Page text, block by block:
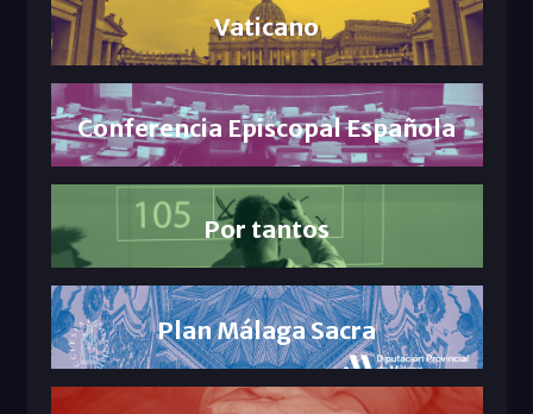
Vaticano
Conferencia Episcopal Española
Por tantos
Plan Málaga Sacra